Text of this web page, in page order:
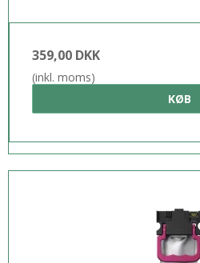
359,00 DKK
(inkl. moms)
KØB